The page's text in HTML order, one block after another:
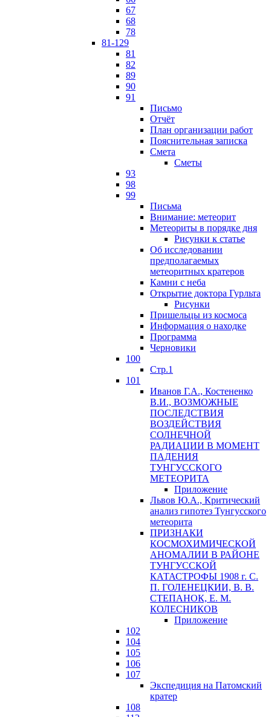
67
68
78
81-129
81
82
89
90
91
Письмо
Отчёт
План организации работ
Пояснительная записка
Смета
Сметы
93
98
99
Письма
Внимание: метеорит
Метеориты в порядке дня
Рисунки к статье
Об исследовании
предполагаемых
метеоритных кратеров
Камни с неба
Открытие доктора Гурльта
Рисунки
Пришельцы из космоса
Информация о находке
Программа
Черновики
100
Стр.1
101
Иванов Г.А., Костененко
В.И., ВОЗМОЖНЫЕ
ПОСЛЕДСТВИЯ
ВОЗДЕЙСТВИЯ
СОЛНЕЧНОЙ
РАДИАЦИИ В МОМЕНТ
ПАДЕНИЯ
ТУНГУССКОГО
MЕТЕОРИТА
Приложение
Львов Ю.A., Критический
анализ гипотез Тунгусского
метеорита
ПРИЗНАКИ
КОСМОХИМИЧЕСКОЙ
АНОМАЛИИ В РАЙОНЕ
ТУНГУССКОЙ
КАТАСТРОФЫ 1908 г. С.
П. ГОЛЕНЕЦКИИ, В. В.
СТЕПАНОК, Е. М.
КОЛЕСНИКОВ
Приложение
102
104
105
106
107
Экспедиция на Патомский
кратер
108